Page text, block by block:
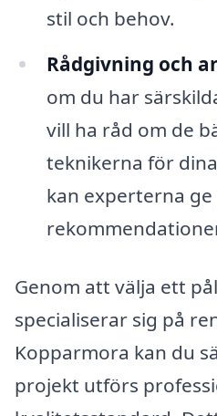
stil och behov.
Rådgivning och
om du har
vill ha råd om de
teknikerna för
kan experterna
Genom att välja ett
specialiserar sig på
Kopparmora kan du
projekt utförs